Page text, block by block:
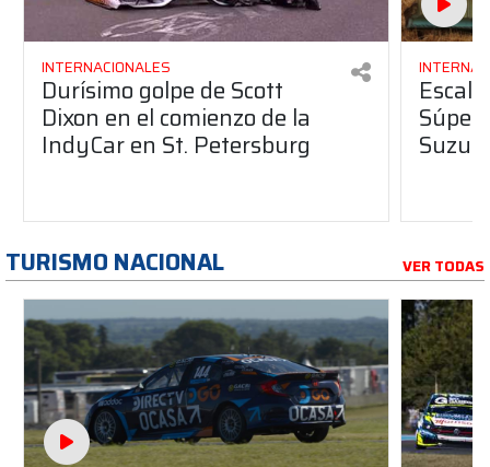
INTERNACIONALES
Durísimo golpe de Scott
Dixon en el comienzo de la
IndyCar en St. Petersburg
Súper
TURISMO NACIONAL VER TODAS